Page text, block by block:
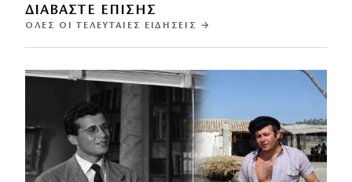
ΔΙΑΒΑΣΤΕ ΕΠΙΣΗΣ
ΌΛΕΣ ΟΙ ΤΕΛΕΥΤΑΊΕΣ ΕΙΔΉΣΕΙΣ →